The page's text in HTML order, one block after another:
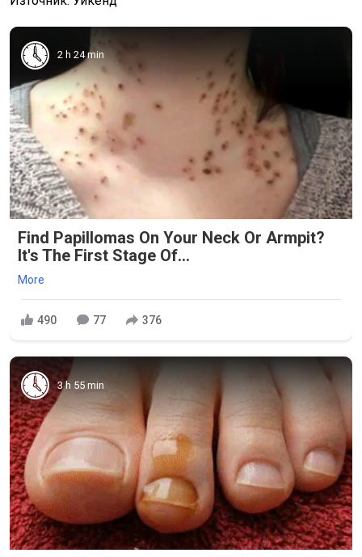
2 h 24 min
Find Papillomas On Your Neck Or Armpit?
It's The First Stage Of...
More
490 77 376
3 h 55 min